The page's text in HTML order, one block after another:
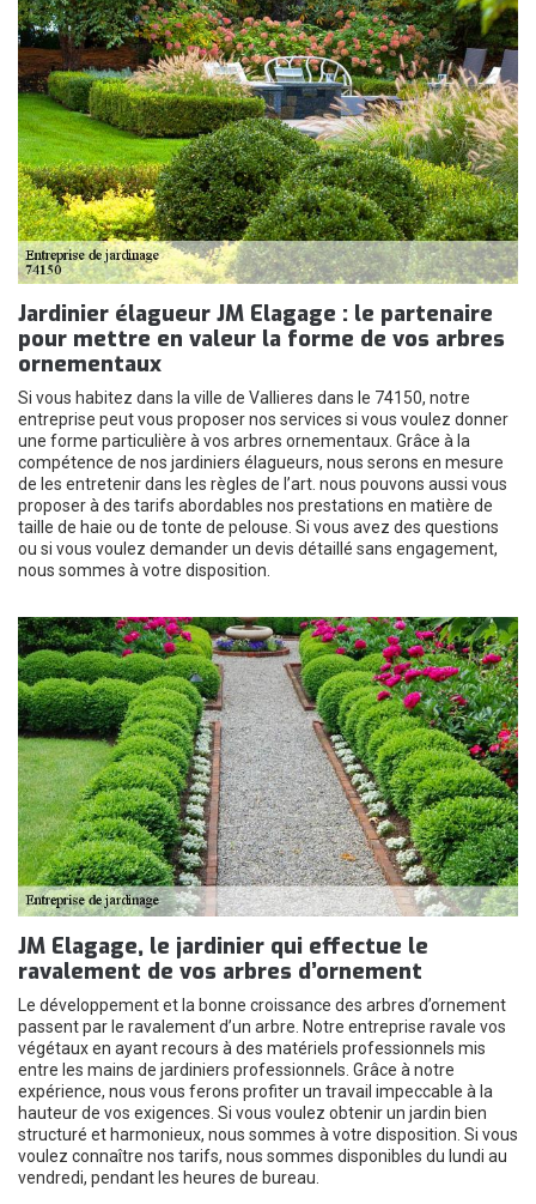
Jardinier élagueur JM Elagage : le partenaire
pour mettre en valeur la forme de vos arbres
ornementaux
Si vous habitez dans la ville de Vallieres dans le 74150, notre
entreprise peut vous proposer nos services si vous voulez donner
une forme particulière à vos arbres ornementaux. Grâce à la
compétence de nos jardiniers élagueurs, nous serons en mesure
de les entretenir dans les règles de l’art. nous pouvons aussi vous
proposer à des tarifs abordables nos prestations en matière de
taille de haie ou de tonte de pelouse. Si vous avez des questions
ou si vous voulez demander un devis détaillé sans engagement,
nous sommes à votre disposition.
JM Elagage, le jardinier qui effectue le
ravalement de vos arbres d’ornement
Le développement et la bonne croissance des arbres d’ornement
passent par le ravalement d’un arbre. Notre entreprise ravale vos
végétaux en ayant recours à des matériels professionnels mis
entre les mains de jardiniers professionnels. Grâce à notre
expérience, nous vous ferons profiter un travail impeccable à la
hauteur de vos exigences. Si vous voulez obtenir un jardin bien
structuré et harmonieux, nous sommes à votre disposition. Si vous
voulez connaître nos tarifs, nous sommes disponibles du lundi au
vendredi, pendant les heures de bureau.